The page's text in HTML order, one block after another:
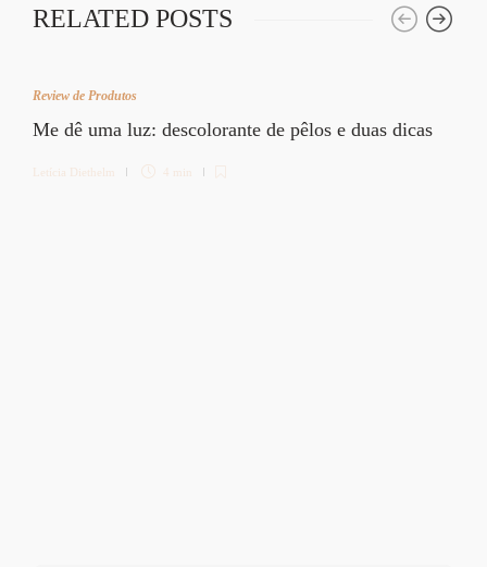
RELATED POSTS
Review de Produtos
Me dê uma luz: descolorante de pêlos e duas dicas
Letícia Diethelm 4 min